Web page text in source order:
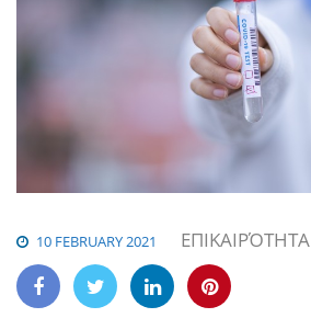
10 FEBRUARY 2021 ΕΠΙΚΑΙΡΌΤΗΤΑ